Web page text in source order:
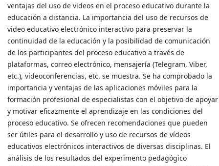
ventajas del uso de videos en el proceso educativo durante la
educación a distancia. La importancia del uso de recursos de
video educativo electrónico interactivo para preservar la
continuidad de la educación y la posibilidad de comunicación
de los participantes del proceso educativo a través de
plataformas, correo electrónico, mensajería (Telegram, Viber,
etc.), videoconferencias, etc. se muestra. Se ha comprobado la
importancia y ventajas de las aplicaciones móviles para la
formación profesional de especialistas con el objetivo de apoyar
y motivar eficazmente el aprendizaje en las condiciones del
proceso educativo. Se ofrecen recomendaciones que pueden
ser útiles para el desarrollo y uso de recursos de vídeos
educativos electrónicos interactivos de diversas disciplinas. El
análisis de los resultados del experimento pedagógico